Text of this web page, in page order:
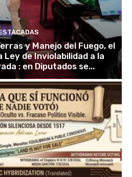
y Manejo del Fuego, el
Ley de Inviolabilidad a la
: en Diputados se...